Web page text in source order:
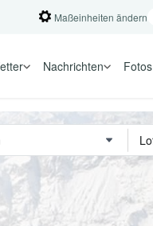
Maßeinheiten ändern
Nachrichten Fotos